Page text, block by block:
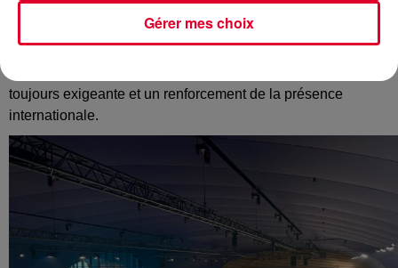
toujours exigeante et un renforcement de la présence
internationale.
Gérer mes choix